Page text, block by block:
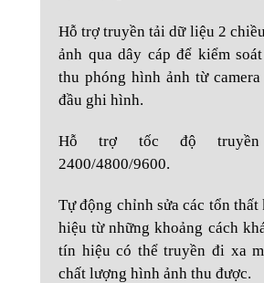
Hỗ trợ truyền tải dữ liệu 2
ảnh qua dây cáp để kiểm
thu phóng hình ảnh từ camera
đầu ghi hình.
Hỗ trợ tốc độ
2400/4800/9600.
Tự động chỉnh sửa các tổn
hiệu từ những khoảng cách
tín hiệu có thể truyền đi xa
chất lượng hình ảnh thu được.